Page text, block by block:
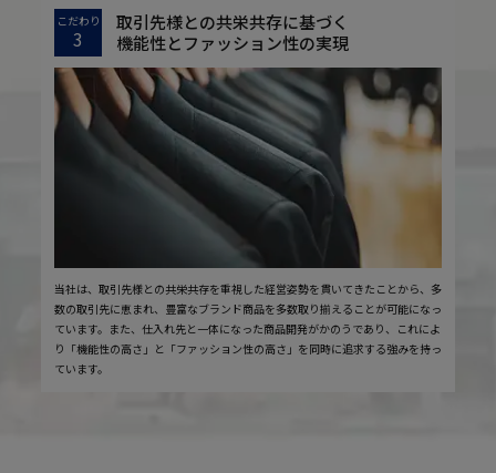
こだわり
3
取引先様との共栄共存に基づく
機能性とファッション性の実現
当社は、取引先様との共栄共存を重視した経営姿勢を貫いてきたことから、多
数の取引先に恵まれ、豊富なブランド商品を多数取り揃えることが可能になっ
ています。また、仕入れ先と一体になった商品開発がかのうであり、これによ
り「機能性の高さ」と「ファッション性の高さ」を同時に追求する強みを持っ
ています。